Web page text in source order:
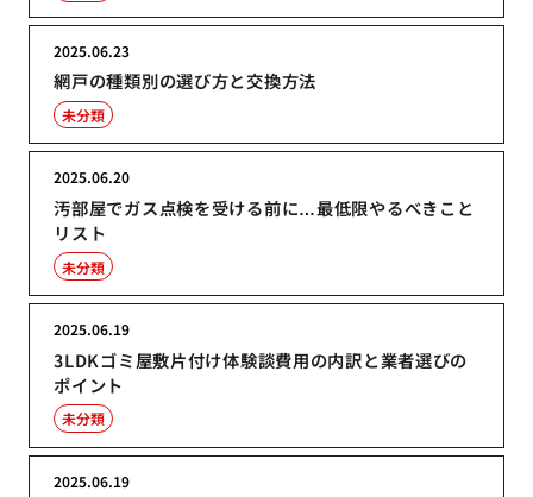
網戸の種類別の選び方と交換方法
2025.06.23
未分類
汚部屋でガス点検を受ける前に…最低限やるべきこと
リスト
2025.06.20
未分類
3LDKゴミ屋敷片付け体験談費用の内訳と業者選びの
ポイント
2025.06.19
未分類
2025.06.19